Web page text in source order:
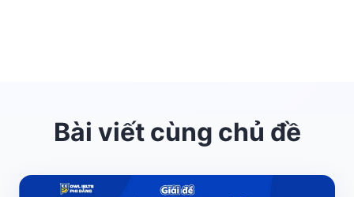
Bài viết cùng chủ đề